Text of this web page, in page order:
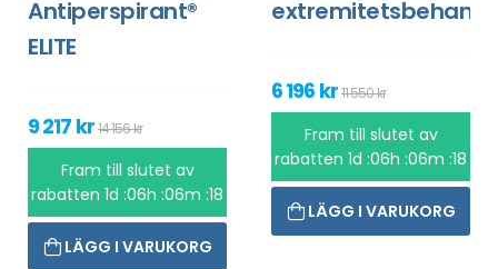
Antiperspirant®
ELITE
9 217 kr14 156 kr
Fram till slutet av
rabatten 1d :06h :06m :18
LÄGG I VARUKORG
6 196 kr11 550 kr
Fram till slutet av
rabatten 1d :06h :06m :18
LÄGG I VARUKORG